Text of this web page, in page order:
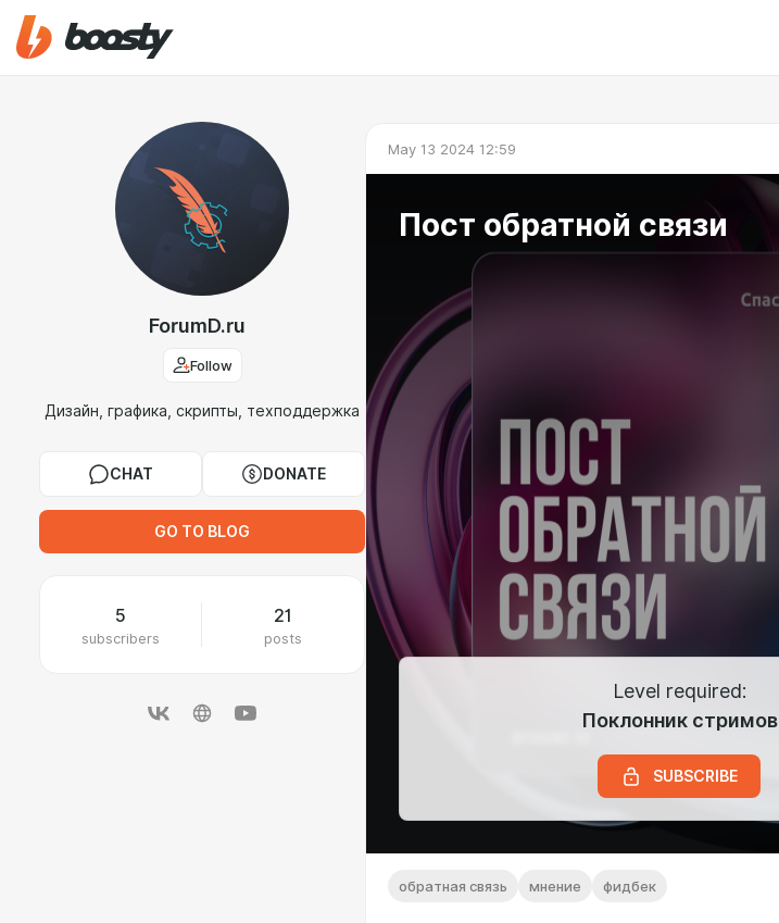
ForumD.ru
Follow
Дизайн, графика, скрипты, техподдержка
CHAT DONATE
GO TO BLOG
5
subscribers
21
posts
May 13 2024 12:59
Пост обратной связи
Level required:
Поклонник стримов
SUBSCRIBE
обратная связь мнение фидбек